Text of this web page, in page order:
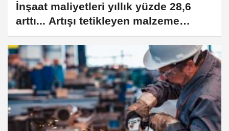
İnşaat maliyetleri yıllık yüzde 28,6
arttı... Artışı tetikleyen malzeme
maliyetleri oldu